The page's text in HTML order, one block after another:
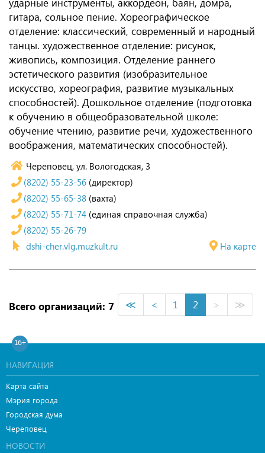
гитара, сольное пение. Хореографическое
отделение: классический, современный и народный
танцы. художественное отделение: рисунок,
живопись, композиция. Отделение раннего
эстетического развития (изобразительное
искусство, хореография, развитие музыкальных
способностей). Дошкольное отделение (подготовка
к обучению в общеобразовательной школе:
обучение чтению, развитие речи, художественного
воображения, математических способностей).
Череповец, ул. Вологодская, 3
На карте
(8202) 55-23-56 (директор)
(8202) 55-65-38 (вахта)
(8202) 55-71-74 (единая справочная служба)
(8202) 55-26-79
dshi-cher.vlg.muzkult.ru
Всего организаций: 7 ≪ < 1 2 > ≫
16+
НАВИГАЦИЯ
Карта сайта
Мэрия города
Городская дума
Череповец
НОВОСТИ